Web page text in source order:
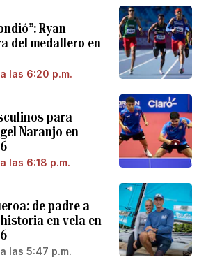
Ryan
del medallero en
las 6:20 p.m.
para
Naranjo en
las 6:18 p.m.
de padre a
en vela en
las 5:47 p.m.